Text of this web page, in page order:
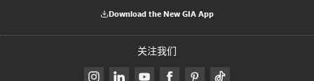
Download the New GIA App
关注我们